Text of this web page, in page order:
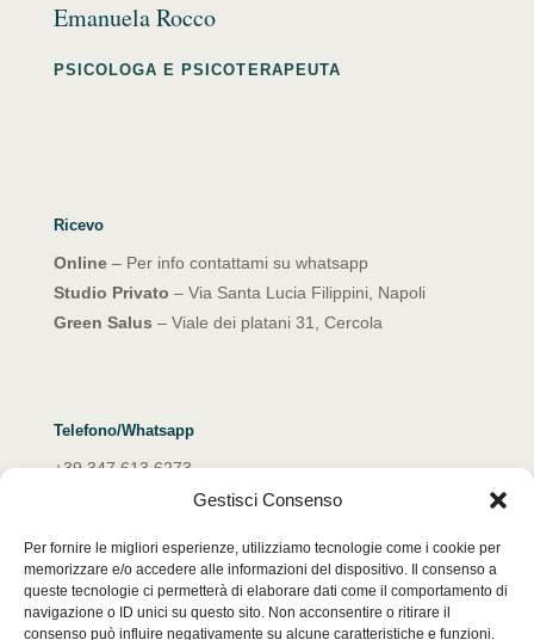
Gestisci Consenso
Per fornire le migliori esperienze, utilizziamo tecnologie come i cookie per
memorizzare e/o accedere alle informazioni del dispositivo. Il consenso a
queste tecnologie ci permetterà di elaborare dati come il comportamento di
navigazione o ID unici su questo sito. Non acconsentire o ritirare il
consenso può influire negativamente su alcune caratteristiche e funzioni.
Emanuela Rocco
PSICOLOGA E PSICOTERAPEUTA
Ricevo
Online– Per info contattami su whatsapp
Studio Privato – Via Santa Lucia Filippini, Napoli
Green Salus – Viale dei platani 31, Cercola
Telefono/Whatsapp
+39 347 613 6273
emanuelarocco@yahoo.it